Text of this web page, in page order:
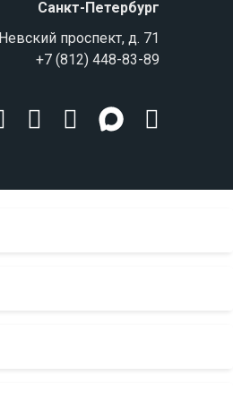
Санкт-Петербург
Невский проспект, д. 71
+7 (812) 448-83-89